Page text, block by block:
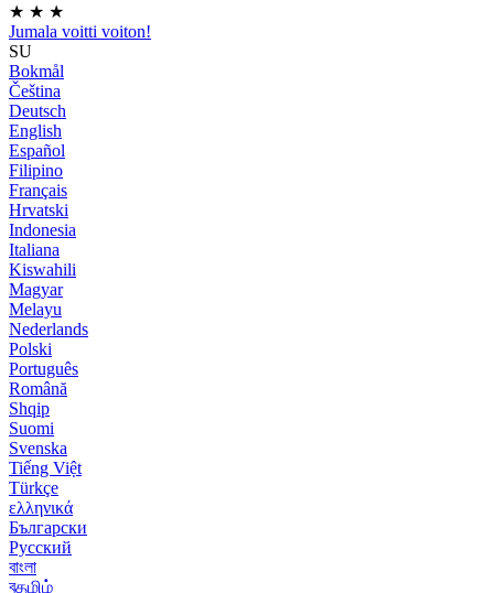
★ ★ ★
Jumala voitti voiton!
SU
Bokmål
Čeština
Deutsch
English
Español
Filipino
Français
Hrvatski
Indonesia
Italiana
Kiswahili
Magyar
Melayu
Nederlands
Polski
Português
Română
Shqip
Suomi
Svenska
Tiếng Việt
Türkçe
ελληνικά
Български
Русский
বাংলা
বதமிழ்